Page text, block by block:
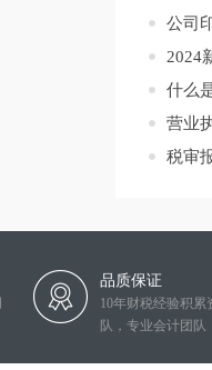
公司
2024
什么
营业
税审
品质保证
10年财税经验积累
队，专业会计团队